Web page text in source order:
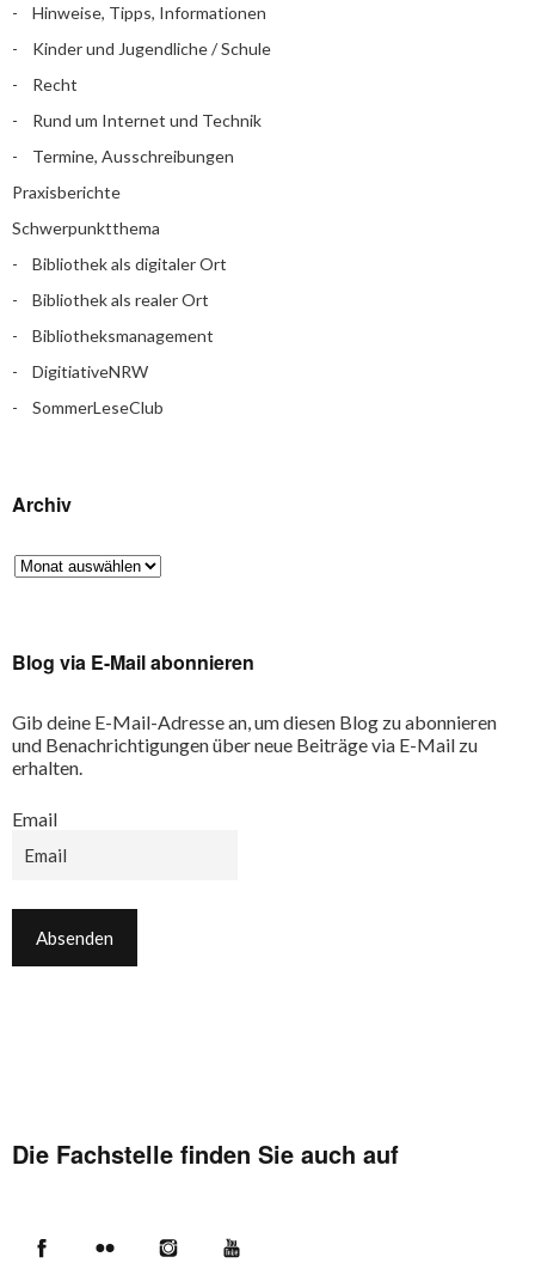
Hinweise, Tipps, Informationen
Kinder und Jugendliche / Schule
Recht
Rund um Internet und Technik
Termine, Ausschreibungen
Praxisberichte
Schwerpunktthema
Bibliothek als digitaler Ort
Bibliothek als realer Ort
Bibliotheksmanagement
DigitiativeNRW
SommerLeseClub
Archiv
Blog via E-Mail abonnieren
Gib deine E-Mail-Adresse an, um diesen Blog zu abonnieren
und Benachrichtigungen über neue Beiträge via E-Mail zu
erhalten.
Email
Die Fachstelle finden Sie auch auf